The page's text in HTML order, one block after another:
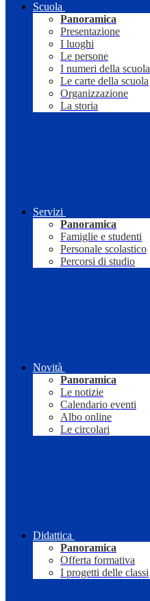
Scuola
Panoramica
Presentazione
I luoghi
Le persone
I numeri della scuola
Le carte della scuola
Organizzazione
La storia
Servizi
Panoramica
Famiglie e studenti
Personale scolastico
Percorsi di studio
Novità
Panoramica
Le notizie
Calendario eventi
Albo online
Le circolari
Didattica
Panoramica
Offerta formativa
I progetti delle classi